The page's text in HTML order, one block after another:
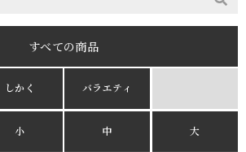
すべての商品
しかく バラエティ
小 中 大